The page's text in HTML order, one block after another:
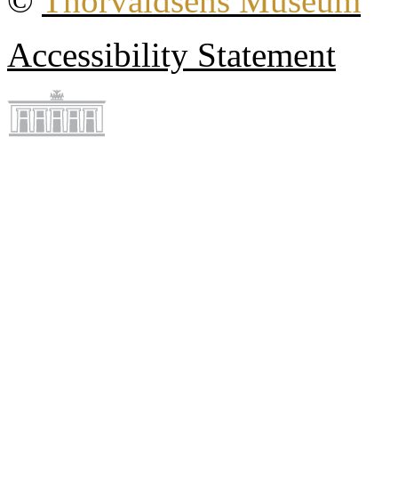
Accessibility Statement